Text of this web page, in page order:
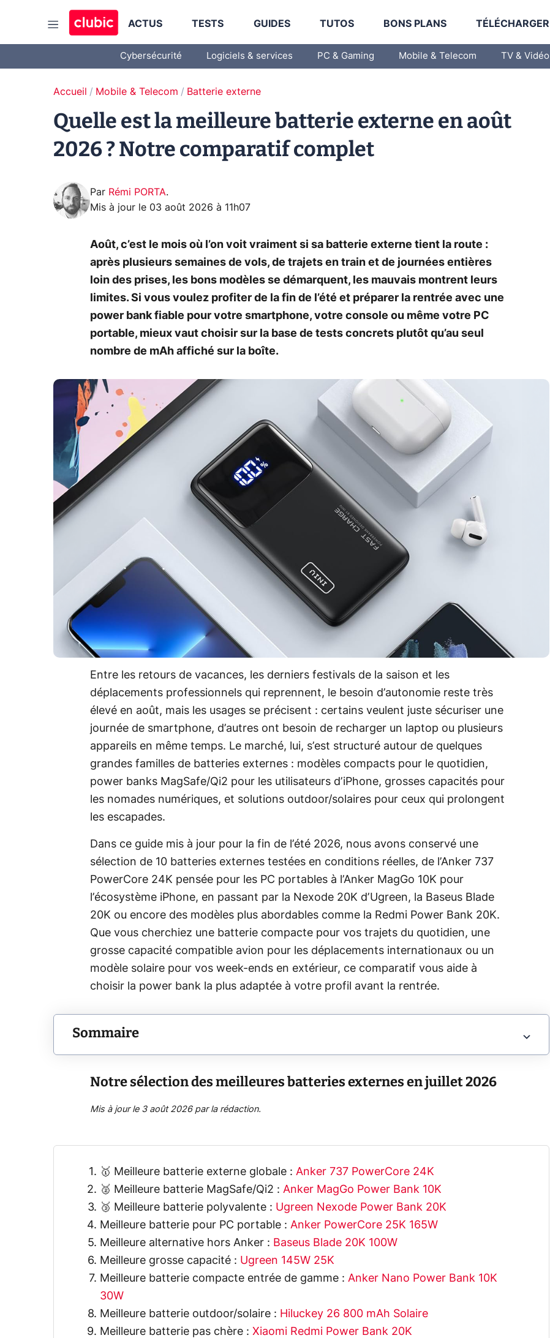
ACTUS TESTS GUIDES TUTOS BONS PLANS TÉLÉCHARGER
Cybersécurité Logiciels & services PC & Gaming Mobile & Telecom TV & Vidéo
Accueil Mobile & Telecom Batterie externe
Quelle est la meilleure batterie externe en août
2026 ? Notre comparatif complet
Par Rémi PORTA.
Mis à jour le 03 août 2026 à 11h07
Août, c’est le mois où l’on voit vraiment si sa batterie externe tient la route :
après plusieurs semaines de vols, de trajets en train et de journées entières
loin des prises, les bons modèles se démarquent, les mauvais montrent leurs
limites. Si vous voulez profiter de la fin de l’été et préparer la rentrée avec une
power bank fiable pour votre smartphone, votre console ou même votre PC
portable, mieux vaut choisir sur la base de tests concrets plutôt qu’au seul
nombre de mAh affiché sur la boîte.
Entre les retours de vacances, les derniers festivals de la saison et les
déplacements professionnels qui reprennent, le besoin d’autonomie reste très
élevé en août, mais les usages se précisent : certains veulent juste sécuriser une
journée de smartphone, d’autres ont besoin de recharger un laptop ou plusieurs
appareils en même temps. Le marché, lui, s’est structuré autour de quelques
grandes familles de batteries externes : modèles compacts pour le quotidien,
power banks MagSafe/Qi2 pour les utilisateurs d’iPhone, grosses capacités pour
les nomades numériques, et solutions outdoor/solaires pour ceux qui prolongent
les escapades.
Dans ce guide mis à jour pour la fin de l’été 2026, nous avons conservé une
sélection de 10 batteries externes testées en conditions réelles, de l’Anker 737
PowerCore 24K pensée pour les PC portables à l’Anker MagGo 10K pour
l’écosystème iPhone, en passant par la Nexode 20K d’Ugreen, la Baseus Blade
20K ou encore des modèles plus abordables comme la Redmi Power Bank 20K.
Que vous cherchiez une batterie compacte pour vos trajets du quotidien, une
grosse capacité compatible avion pour les déplacements internationaux ou un
modèle solaire pour vos week-ends en extérieur, ce comparatif vous aide à
choisir la power bank la plus adaptée à votre profil avant la rentrée.
Sommaire
Notre sélection des meilleures batteries externes en juillet 2026
Mis à jour le 3 août 2026 par la rédaction.
🥇 Meilleure batterie externe globale :Anker 737 PowerCore 24K
🥈 Meilleure batterie MagSafe/Qi2 :Anker MagGo Power Bank 10K
🥉 Meilleure batterie polyvalente : Ugreen Nexode Power Bank 20K
Meilleure batterie pour PC portable :Anker PowerCore 25K 165W
Meilleure alternative hors Anker : Baseus Blade 20K 100W
Meilleure grosse capacité : Ugreen 145W 25K
Meilleure batterie compacte entrée de gamme :Anker Nano Power Bank 10K
30W
Meilleure batterie outdoor/solaire : Hiluckey 26 800 mAh Solaire
Meilleure batterie pas chère :Xiaomi Redmi Power Bank 20K